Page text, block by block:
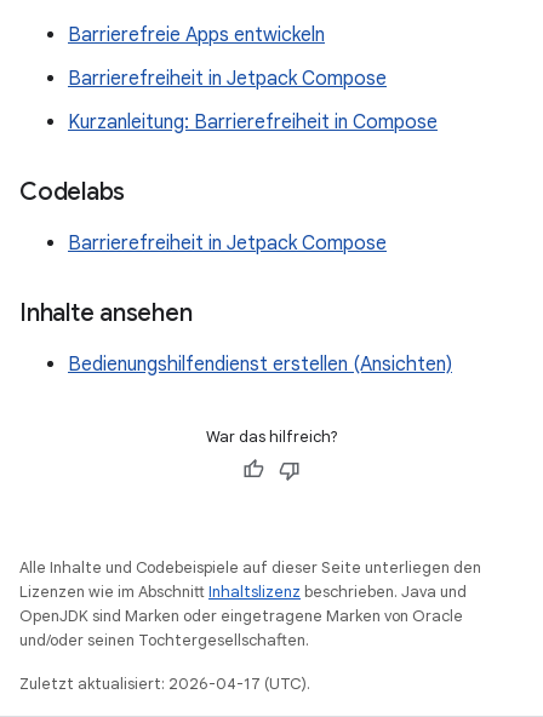
Barrierefreie Apps entwickeln
Barrierefreiheit in Jetpack Compose
Kurzanleitung: Barrierefreiheit in Compose
Codelabs
Barrierefreiheit in Jetpack Compose
Inhalte ansehen
Bedienungshilfendienst erstellen (Ansichten)
War das hilfreich?
Alle Inhalte und Codebeispiele auf dieser Seite unterliegen den
Lizenzen wie im AbschnittInhaltslizenz beschrieben. Java und
OpenJDK sind Marken oder eingetragene Marken von Oracle
und/oder seinen Tochtergesellschaften.
Zuletzt aktualisiert: 2026-04-17 (UTC).